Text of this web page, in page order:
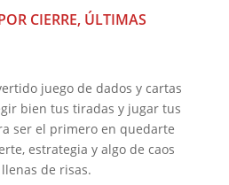
CIERRE, ÚLTIMAS
juego de dados y cartas
bien tus tiradas y jugar tus
ser el primero en quedarte
estrategia y algo de caos
de risas.